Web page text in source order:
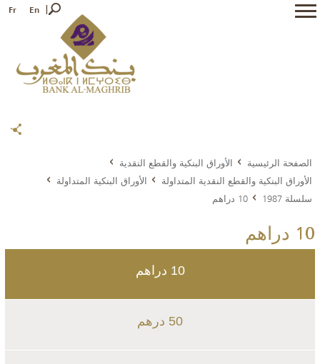
Fr En
الصفحة الرئيسية
الأوراق البنكية والقطع النقدية
الأوراق البنكية والقطع النقدية المتداولة
الأوراق البنكية المتداولة
سلسلة 1987
10 دراهم
10 دراهم
10 دراهم
50 درهم